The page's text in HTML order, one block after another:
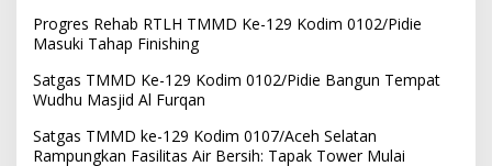
Progres Rehab RTLH TMMD Ke-129 Kodim 0102/Pidie
Masuki Tahap Finishing
Satgas TMMD Ke-129 Kodim 0102/Pidie Bangun Tempat
Wudhu Masjid Al Furqan
Satgas TMMD ke-129 Kodim 0107/Aceh Selatan
Rampungkan Fasilitas Air Bersih: Tapak Tower Mulai